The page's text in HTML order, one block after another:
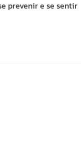
prevenir e se sentir